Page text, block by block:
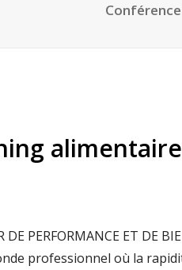
PERFORMANCE ET DE
professionnel où la